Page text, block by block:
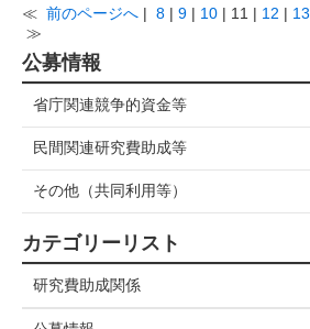
≪ 前のページへ | 8 | 9 | 10 | 11 | 12 | 13
≫
公募情報
省庁関連競争的資金等
民間関連研究費助成等
その他（共同利用等）
カテゴリーリスト
研究費助成関係